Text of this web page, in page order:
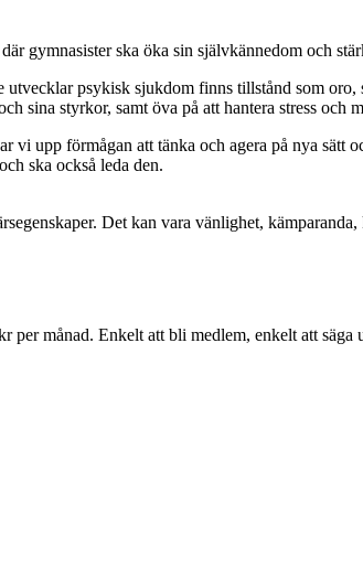
gymnasister ska öka sin självkännedom och
psykisk sjukdom finns tillstånd som
sina styrkor, samt öva på att hantera stress och
upp förmågan att tänka och agera på nya sätt
ska också leda den.
Det kan vara vänlighet,
per månad. Enkelt att bli medlem, enkelt att säga